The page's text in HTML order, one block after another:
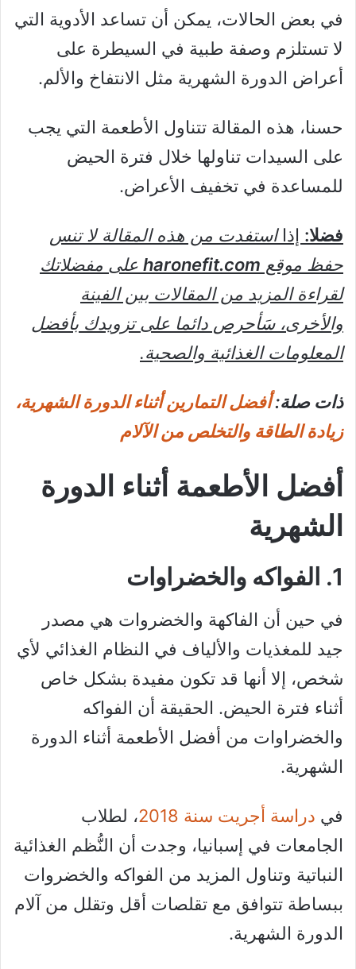
في بعض الحالات، يمكن أن تساعد الأدوية التي
لا تستلزم وصفة طبية في السيطرة على
أعراض الدورة الشهرية مثل الانتفاخ والألم.
حسنا، هذه المقالة تتناول الأطعمة التي يجب
على السيدات تناولها خلال فترة الحيض
للمساعدة في تخفيف الأعراض.
فضلا: إذااستفدت من هذه المقالة لا تنس
حفظ موقع haronefit.com على مفضلاتك
لقراءة المزيد من المقالات بين الفينة
والأخرى، سَأحرص دائما على تزويدك بأفضل
المعلومات الغذائية والصحية.
ذات صلة:أفضل التمارين أثناء الدورة الشهرية،
زيادة الطاقة والتخلص من الآلام
أفضل الأطعمة أثناء الدورة
الشهرية
1. الفواكه والخضراوات
في حين أن الفاكهة والخضروات هي مصدر
جيد للمغذيات والألياف في النظام الغذائي لأي
شخص، إلا أنها قد تكون مفيدة بشكل خاص
أثناء فترة الحيض. الحقيقة أن الفواكه
والخضراوات من أفضل الأطعمة أثناء الدورة
الشهرية.
في دراسة أجريت سنة 2018
، لطلاب
الجامعات في إسبانيا، وجدت أن النُّظم الغذائية
النباتية وتناول المزيد من الفواكه والخضروات
ببساطة تتوافق مع تقلصات أقل وتقلل من آلام
الدورة الشهرية.